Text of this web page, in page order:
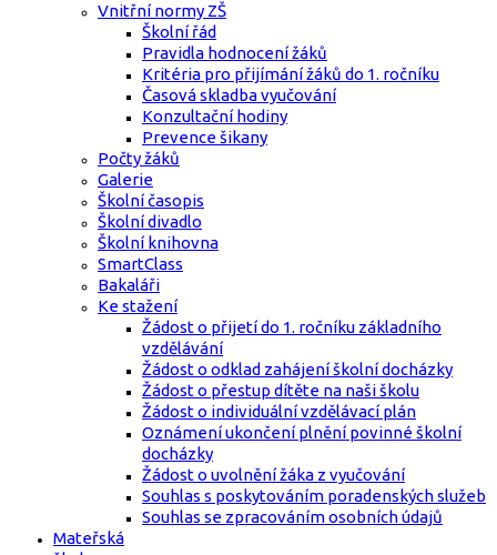
Vnitřní normy ZŠ
Školní řád
Pravidla hodnocení žáků
Kritéria pro přijímání žáků do 1. ročníku
Časová skladba vyučování
Konzultační hodiny
Prevence šikany
Počty žáků
Galerie
Školní časopis
Školní divadlo
Školní knihovna
SmartClass
Bakaláři
Ke stažení
Žádost o přijetí do 1. ročníku základního
vzdělávání
Žádost o odklad zahájení školní docházky
Žádost o přestup dítěte na naši školu
Žádost o individuální vzdělávací plán
Oznámení ukončení plnění povinné školní
docházky
Žádost o uvolnění žáka z vyučování
Souhlas s poskytováním poradenských služeb
Souhlas se zpracováním osobních údajů
Mateřská